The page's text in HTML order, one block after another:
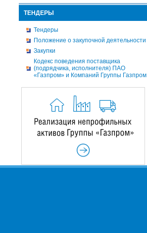
ТЕНДЕРЫ
Тендеры
Положение о закупочной деятельности
Закупки
Кодекс поведения поставщика
(подрядчика, исполнителя) ПАО
«Газпром» и Компаний Группы Газпром